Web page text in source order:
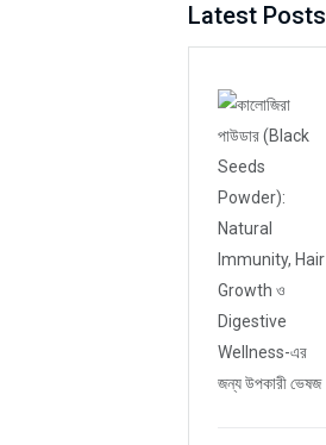
Latest Posts